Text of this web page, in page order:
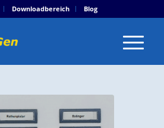
Downloadbereich Blog